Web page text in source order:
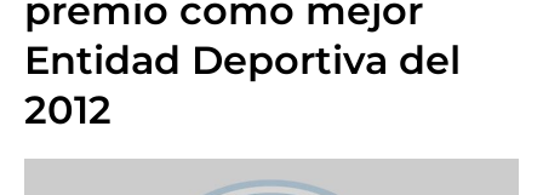
premio como mejor
Entidad Deportiva del
2012